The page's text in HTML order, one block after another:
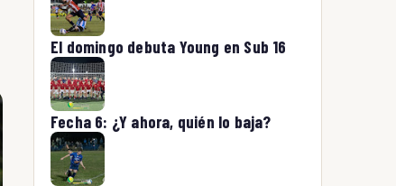
El domingo debuta Young en Sub 16
Fecha 6: ¿Y ahora, quién lo baja?